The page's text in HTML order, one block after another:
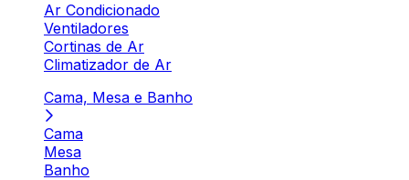
Ar Condicionado
Ventiladores
Cortinas de Ar
Climatizador de Ar
Cama, Mesa e Banho
Cama
Mesa
Banho